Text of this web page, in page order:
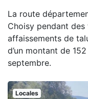
La route
Choisy pendant
affaissements de
d’un montant de
septembre.
Locales